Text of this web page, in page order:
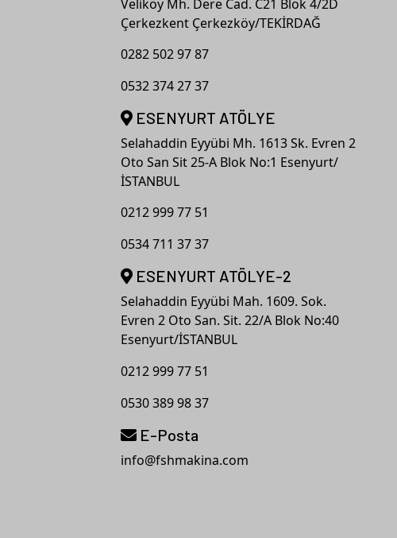
Veliköy Mh. Dere Cad. C21 Blok 4/2D
Çerkezkent Çerkezköy/TEKİRDAĞ
0282 502 97 87
0532 374 27 37
ESENYURT ATÖLYE
Selahaddin Eyyübi Mh. 1613 Sk. Evren 2
Oto San Sit 25-A Blok No:1 Esenyurt/
İSTANBUL
0212 999 77 51
0534 711 37 37
ESENYURT ATÖLYE-2
Selahaddin Eyyübi Mah. 1609. Sok.
Evren 2 Oto San. Sit. 22/A Blok No:40
Esenyurt/İSTANBUL
0212 999 77 51
0530 389 98 37
E-Posta
info@fshmakina.com